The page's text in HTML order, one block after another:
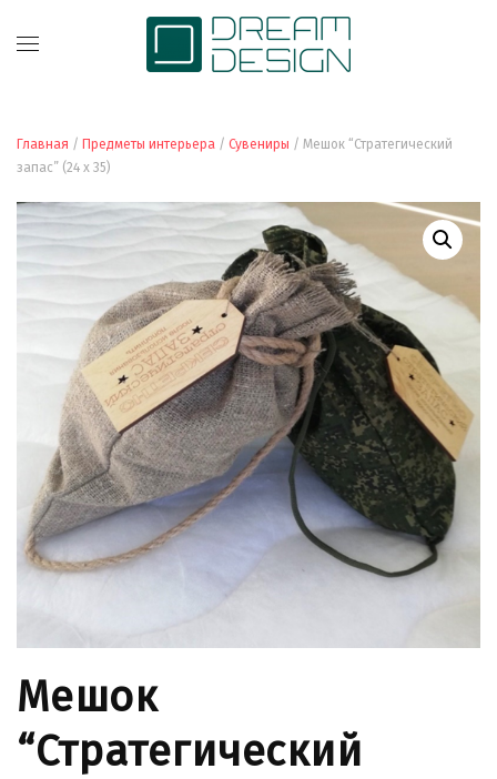
Главная / Предметы интерьера / Сувениры / Мешок “Стратегический
запас” (24 x 35)
Мешок
“Стратегический